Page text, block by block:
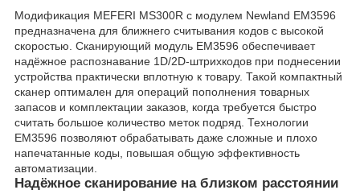
Модификация MEFERI MS300R с модулем Newland EM3596
предназначена для ближнего считывания кодов с высокой
скоростью. Сканирующий модуль EM3596 обеспечивает
надёжное распознавание 1D/2D-штрихкодов при поднесении
устройства практически вплотную к товару. Такой компактный
сканер оптимален для операций пополнения товарных
запасов и комплектации заказов, когда требуется быстро
считать большое количество меток подряд. Технологии
EM3596 позволяют обрабатывать даже сложные и плохо
напечатанные коды, повышая общую эффективность
автоматизации.
Надёжное сканирование на близком расстоянии